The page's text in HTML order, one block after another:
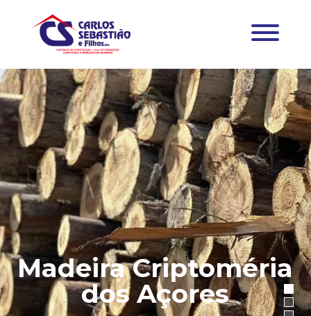
Madeira Criptoméria
dos Açores